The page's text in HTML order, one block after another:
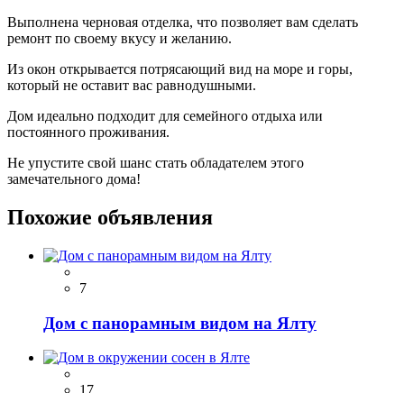
Выполнена черновая отделка, что позволяет вам сделать
ремонт по своему вкусу и желанию.
Из окон открывается потрясающий вид на море и горы,
который не оставит вас равнодушными.
Дом идеально подходит для семейного отдыха или
постоянного проживания.
Не упустите свой шанс стать обладателем этого
замечательного дома!
Похожие объявления
7
Дом с панорамным видом на Ялту